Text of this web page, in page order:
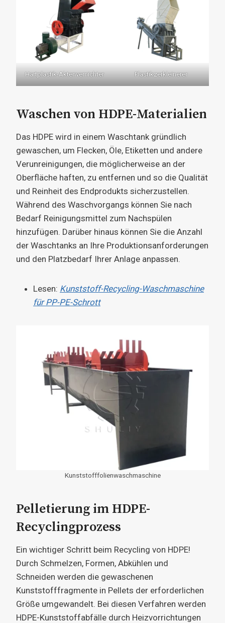
Hartplastik-Aktenvernichter Plastikzerkleinerer
Waschen von HDPE-Materialien
Das HDPE wird in einem Waschtank gründlich
gewaschen, um Flecken, Öle, Etiketten und andere
Verunreinigungen, die möglicherweise an der
Oberfläche haften, zu entfernen und so die Qualität
und Reinheit des Endprodukts sicherzustellen.
Während des Waschvorgangs können Sie nach
Bedarf Reinigungsmittel zum Nachspülen
hinzufügen. Darüber hinaus können Sie die Anzahl
der Waschtanks an Ihre Produktionsanforderungen
und den Platzbedarf Ihrer Anlage anpassen.
Lesen: Kunststoff-Recycling-Waschmaschine
für PP-PE-Schrott
Kunststofffolienwaschmaschine
Pelletierung im HDPE-
Recyclingprozess
Ein wichtiger Schritt beim Recycling von HDPE!
Durch Schmelzen, Formen, Abkühlen und
Schneiden werden die gewaschenen
Kunststofffragmente in Pellets der erforderlichen
Größe umgewandelt. Bei diesen Verfahren werden
HDPE-Kunststoffabfälle durch Heizvorrichtungen